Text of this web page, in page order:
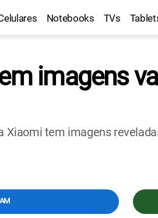
Notebooks TVs
imagens
tem imagens